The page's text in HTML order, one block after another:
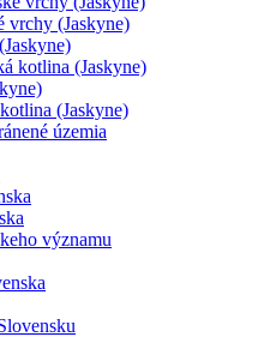
vrchy (Jaskyne)
kotlina (Jaskyne)
(Jaskyne)
územia
významu